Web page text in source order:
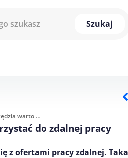
Szukaj
Jakie narzędzia warto wykorzystać do zdalnej pracy w zespole?
do zdalnej pracy
z ofertami pracy zdalnej. Taka